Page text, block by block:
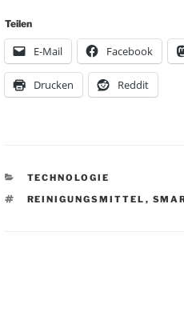
Teilen
E-Mail Facebook
Drucken Reddit
KATEGORIEN
TECHNOLOGIE
SCHLAGWÖRTER
REINIGUNGSMITTEL ,